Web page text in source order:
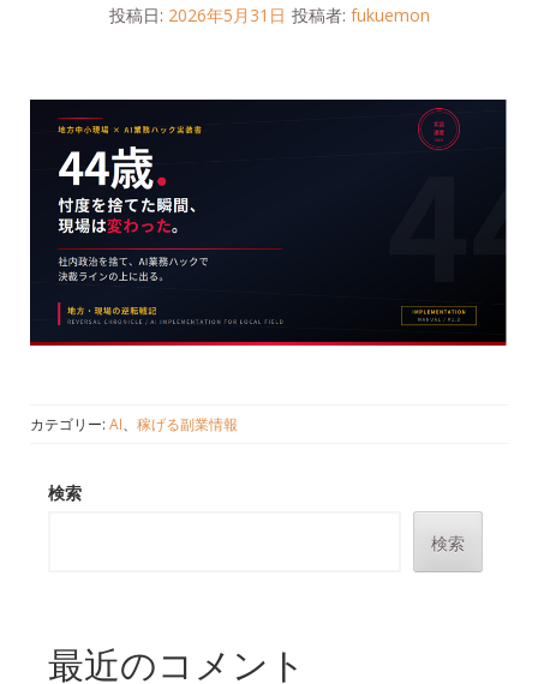
投稿日: 2026年5月31日 投稿者: fukuemon
カテゴリー: AI、 稼げる副業情報
検索
検索
最近のコメント